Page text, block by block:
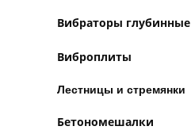
Вибраторы глубинные
Виброплиты
Лестницы и стремянки
Бетономешалки